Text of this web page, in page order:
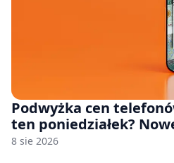
Podwyżka cen
ten poniedziałek?
8 sie 2026